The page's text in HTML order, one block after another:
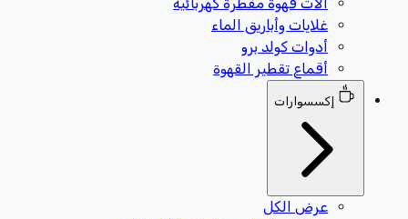
غلايات وأباريق الماء
أدوات كولد برو
أقماع تقطير القهوة
إكسسوارات
عرض الكل